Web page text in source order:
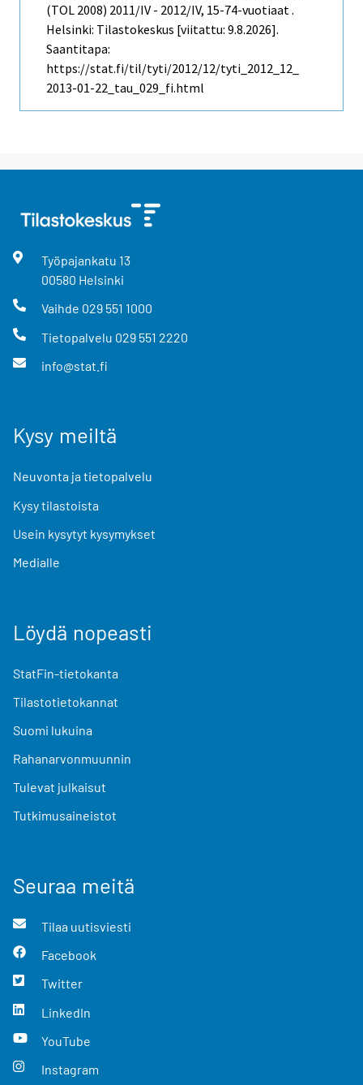
(TOL 2008) 2011/IV - 2012/IV, 15-74-vuotiaat .
Helsinki: Tilastokeskus [viitattu: 9.8.2026].
Saantitapa:
https://stat.fi/til/tyti/2012/12/tyti_2012_12_
2013-01-22_tau_029_fi.html
Työpajankatu 13
00580 Helsinki
Vaihde 029 551 1000
Tietopalvelu 029 551 2220
info@stat.fi
Kysy meiltä
Neuvonta ja tietopalvelu
Kysy tilastoista
Usein kysytyt kysymykset
Medialle
Löydä nopeasti
StatFin-tietokanta
Tilastotietokannat
Suomi lukuina
Rahanarvonmuunnin
Tulevat julkaisut
Tutkimusaineistot
Seuraa meitä
Tilaa uutisviesti
Facebook
Twitter
LinkedIn
YouTube
Instagram